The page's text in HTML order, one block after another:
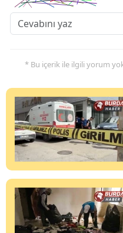
* Bu içerik ile ilgili yorum